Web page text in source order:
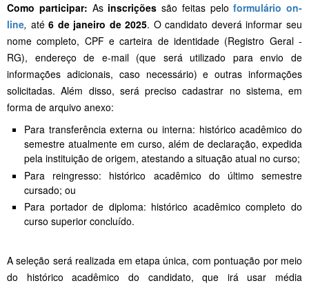
Como participar: As inscrições são feitas peloformulário on-
line, até6 de janeiro de 2025. O candidato deverá informar seu
nome completo, CPF e carteira de identidade (Registro Geral -
RG), endereço de e-mail (que será utilizado para envio de
informações adicionais, caso necessário) e outras informações
solicitadas. Além disso, será preciso cadastrar no sistema, em
forma de arquivo anexo:
Para transferência externa ou interna: histórico acadêmico do
semestre atualmente em curso, além de declaração, expedida
pela instituição de origem, atestando a situação atual no curso;
Para reingresso: histórico acadêmico do último semestre
cursado; ou
Para portador de diploma: histórico acadêmico completo do
curso superior concluído.
A seleção será realizada em etapa única, com pontuação por meio
do histórico acadêmico do candidato, que irá usar média